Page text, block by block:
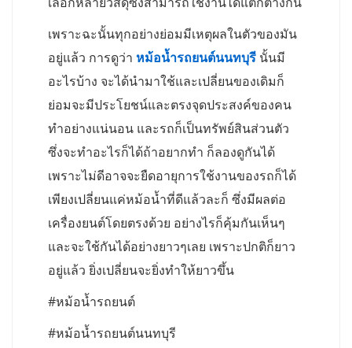
เพราะฉะนั้นทุกอย่างย่อมมีเหตุผลในตัวของมัน
อยู่แล้ว การดูว่า หม้อน้ำรถยนต์นนทบุรี นั้นมี
อะไรบ้าง จะได้นำมาใช้และเปลี่ยนของเดิมก็
ย่อมจะมีประโยชน์และตรงจุดประสงค์ของคน
ทำอย่างแน่นอน และรถก็เป็นทรัพย์สินส่วนตัว
ซึ่งจะทำอะไรก็ได้ถ้าอยากทำ ก็ลองดูกันได้
เพราะไม่ดีอาจจะยืดอายุการใช้งานของรถก็ได้
เพียงเปลี่ยนแค่หม้อน้ำที่ดีแล้วละก็ ซึ่งมีผลต่อ
เครื่องยนต์โดยตรงด้วย อย่างไรก็คุ้มกันเห็นๆ
และจะใช้กันได้อย่างยาวๆเลย เพราะปกติก็ยาว
อยู่แล้ว ยิ่งเปลี่ยนจะยิ่งทำให้ยาวขึ้น
#หม้อน้ำรถยนต์
#หม้อน้ำรถยนต์นนทบุรี